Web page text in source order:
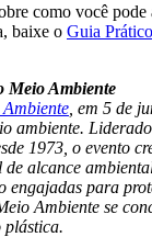
como você pode
baixe o Guia
Meio Ambiente
, em 5 de
ambiente.
1973, o evento
alcance
engajadas para
Ambiente se
plástica.